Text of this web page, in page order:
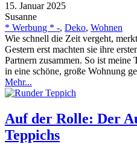
15. Januar 2025
Susanne
* Werbung * -, Deko, Wohnen
Wie schnell die Zeit vergeht,
Gestern erst machten sie ihre
Partnern zusammen. So ist meine
in eine schöne, große Wohnung
Mehr...
Auf der Rolle: Der
Teppichs